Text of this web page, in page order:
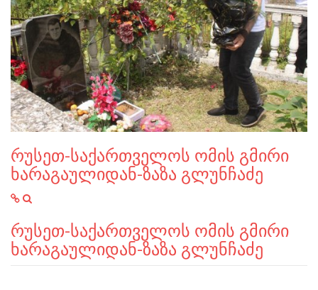
რუსეთ-საქართველოს ომის გმირი
ხარაგაულიდან-ზაზა გლუნჩაძე
რუსეთ-საქართველოს ომის გმირი
ხარაგაულიდან-ზაზა გლუნჩაძე